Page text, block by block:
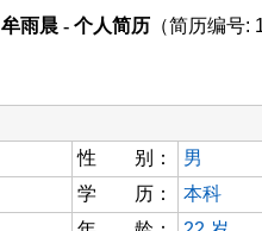
牟雨晨 - 个人简历（简历编号:
性 别：
男
学 历：
本科